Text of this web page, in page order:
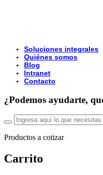
Soluciones integrales
Quiénes somos
Blog
Intranet
Contacto
¿Podemos ayudarte,
Productos a cotizar
Carrito